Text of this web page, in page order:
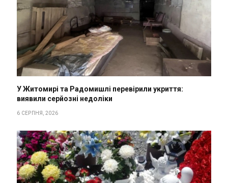
У Житомирі та Радомишлі перевірили укриття:
виявили серйозні недоліки
6 СЕРПНЯ, 2026